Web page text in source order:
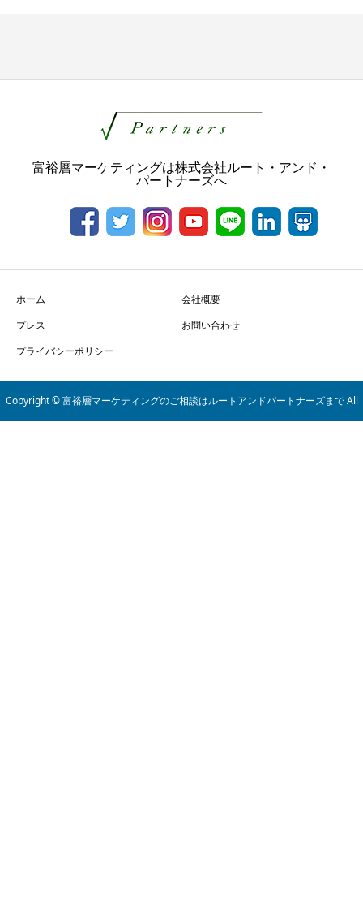
富裕層マーケティングは株式会社ルート・アンド・
パートナーズへ
ホーム
会社概要
プレス
お問い合わせ
プライバシーポリシー
Copyright © 富裕層マーケティングのご相談はルートアンドパートナーズまで All